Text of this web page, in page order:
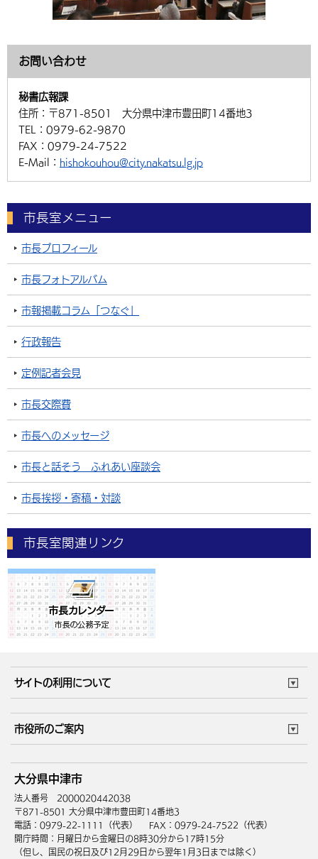
お問い合わせ
秘書広報課
住所： 〒871-8501 大分県中津市豊田町14番地3
TEL： 0979-62-9870
FAX： 0979-24-7522
E-Mail： hishokouhou@city.nakatsu.lg.jp
市長室メニュー
市長プロフィール
市長フォトアルバム
市報掲載コラム「つなぐ」
行政報告
定例記者会見
市長交際費
市長へのメッセージ
市長と話そう ふれあい座談会
市長挨拶・寄稿・対談
市長室関連リンク
サイトの利用について
サイトマップ
市役所のご案内
庁舎地図 組織案内
中津市へのアクセス
大分県中津市
法人番号 2000020442038
〒871-8501 大分県中津市豊田町14番地3
電話：0979-22-1111（代表）
FAX：0979-24-7522（代表）
開庁時間：月曜日から金曜日の8時30分から17時15分
（但し、国民の祝日及び12月29日から翌年1月3日までは除く）